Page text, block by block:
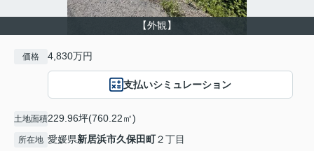
【外観】
価格 4,830万円
支払いシミュレーション
土地面積229.96坪(760.22㎡)
所在地 愛媛県新居浜市久保田町２丁目